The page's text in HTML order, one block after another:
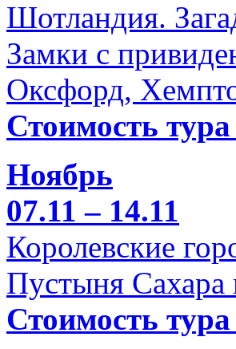
Шотландия.
Замки с
Оксфорд,
Стоимость
Ноябрь
07.11 – 14.11
Королевские
Пустыня Сахара
Стоимость